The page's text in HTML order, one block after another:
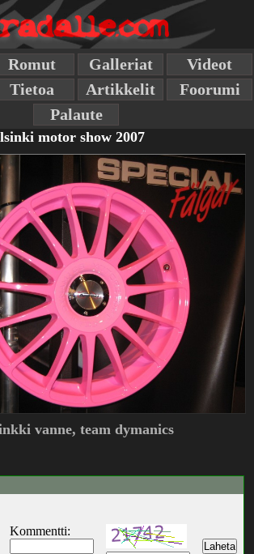
Romut Galleriat
Videot
Tietoa Artikkelit
Foorumi
Palaute
motor show 2007
vanne, team dymanics
Kommentti: